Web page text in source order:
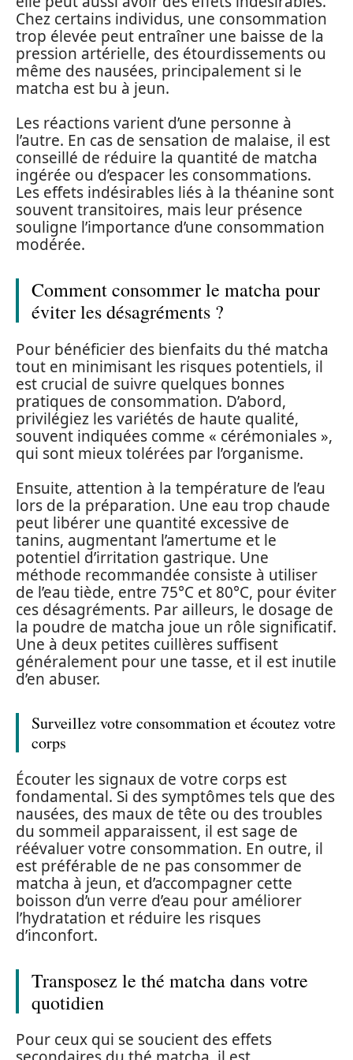
Chez certains individus, une consommation
trop élevée peut entraîner une baisse de la
pression artérielle, des étourdissements ou
même des nausées, principalement si le
matcha est bu à jeun.
Les réactions varient d’une personne à
l’autre. En cas de sensation de malaise, il est
conseillé de réduire la quantité de matcha
ingérée ou d’espacer les consommations.
Les effets indésirables liés à la théanine sont
souvent transitoires, mais leur présence
souligne l’importance d’une consommation
modérée.
Comment consommer le matcha pour
éviter les désagréments ?
Pour bénéficier des bienfaits du thé matcha
tout en minimisant les risques potentiels, il
est crucial de suivre quelques bonnes
pratiques de consommation. D’abord,
privilégiez les variétés de haute qualité,
souvent indiquées comme « cérémoniales »,
qui sont mieux tolérées par l’organisme.
Ensuite, attention à la température de l’eau
lors de la préparation. Une eau trop chaude
peut libérer une quantité excessive de
tanins, augmentant l’amertume et le
potentiel d’irritation gastrique. Une
méthode recommandée consiste à utiliser
de l’eau tiède, entre 75°C et 80°C, pour éviter
ces désagréments. Par ailleurs, le dosage de
la poudre de matcha joue un rôle significatif.
Une à deux petites cuillères suffisent
généralement pour une tasse, et il est inutile
d’en abuser.
Surveillez votre consommation et écoutez votre
corps
Écouter les signaux de votre corps est
fondamental. Si des symptômes tels que des
nausées, des maux de tête ou des troubles
du sommeil apparaissent, il est sage de
réévaluer votre consommation. En outre, il
est préférable de ne pas consommer de
matcha à jeun, et d’accompagner cette
boisson d’un verre d’eau pour améliorer
l’hydratation et réduire les risques
d’inconfort.
Transposez le thé matcha dans votre
quotidien
Pour ceux qui se soucient des effets